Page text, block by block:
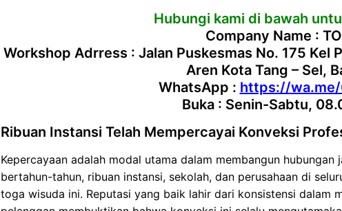
Hubungi kami di bawah
Company Name :
Workshop Adrress : Jalan Puskesmas No. 175 Kel
Aren Kota Tang – Sel,
WhatsApp : https://
Buka : Senin-Sabtu,
Ribuan Instansi Telah Mempercayai Konveksi
Kepercayaan adalah modal utama dalam membangun
bertahun-tahun, ribuan instansi, sekolah, dan perusahaan di
toga wisuda ini. Reputasi yang baik lahir dari konsistensi dalam